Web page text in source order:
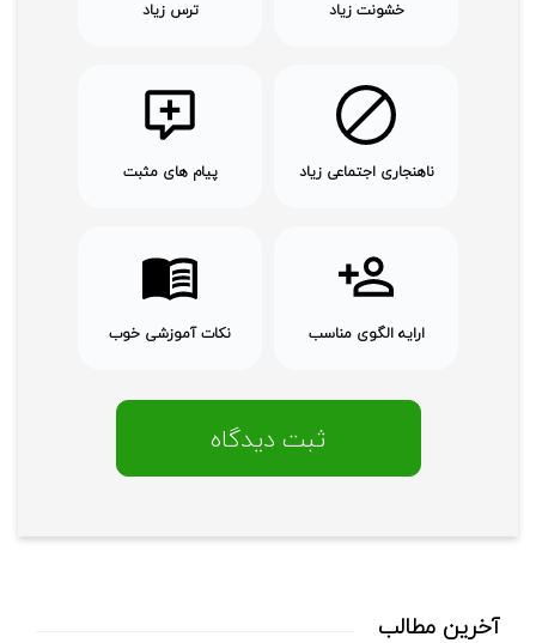
آخرین مطالب
خشونت زیاد ترس زیاد
ناهنجاری اجتماعی زیاد پیام های مثبت
ارایه الگوی مناسب نکات آموزشی خوب